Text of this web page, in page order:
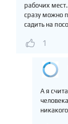
рабочих
сразу можно
садить на
1
А я